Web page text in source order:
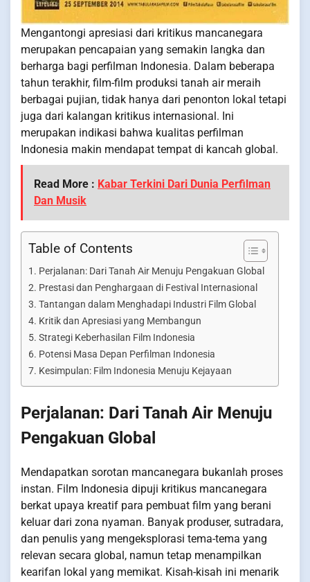
Mengantongi apresiasi dari kritikus mancanegara
merupakan pencapaian yang semakin langka dan
berharga bagi perfilman Indonesia. Dalam beberapa
tahun terakhir, film-film produksi tanah air meraih
berbagai pujian, tidak hanya dari penonton lokal tetapi
juga dari kalangan kritikus internasional. Ini
merupakan indikasi bahwa kualitas perfilman
Indonesia makin mendapat tempat di kancah global.
Read More : Kabar Terkini Dari Dunia Perfilman
Dan Musik
Table of Contents
Perjalanan: Dari Tanah Air Menuju Pengakuan Global
Prestasi dan Penghargaan di Festival Internasional
Tantangan dalam Menghadapi Industri Film Global
Kritik dan Apresiasi yang Membangun
Strategi Keberhasilan Film Indonesia
Potensi Masa Depan Perfilman Indonesia
Kesimpulan: Film Indonesia Menuju Kejayaan
Perjalanan: Dari Tanah Air Menuju
Pengakuan Global
Mendapatkan sorotan mancanegara bukanlah proses
instan. Film Indonesia dipuji kritikus mancanegara
berkat upaya kreatif para pembuat film yang berani
keluar dari zona nyaman. Banyak produser, sutradara,
dan penulis yang mengeksplorasi tema-tema yang
relevan secara global, namun tetap menampilkan
kearifan lokal yang memikat. Kisah-kisah ini menarik